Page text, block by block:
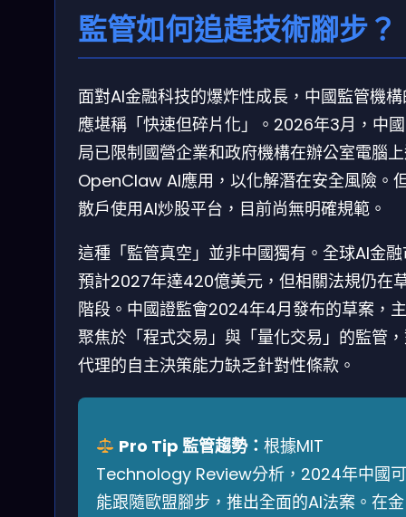
監管如何追趕技術腳步？
面對AI金融科技的爆炸性成長，中國監管機
應堪稱「快速但碎片化」。2026年3月，中
局已限制國營企業和政府機構在辦公室電腦
OpenClaw AI應用，以化解潛在安全風險。
散戶使用AI炒股平台，目前尚無明確規範。
這種「監管真空」並非中國獨有。全球AI金
預計2027年達420億美元，但相關法規仍在
階段。中國證監會2024年4月發布的草案，
聚焦於「程式交易」與「量化交易」的監管
代理的自主決策能力缺乏針對性條款。
Pro Tip 監管趨勢： 根據MIT
Technology Review分析，2024年中國可
能跟隨歐盟腳步，推出全面的AI法案。在金